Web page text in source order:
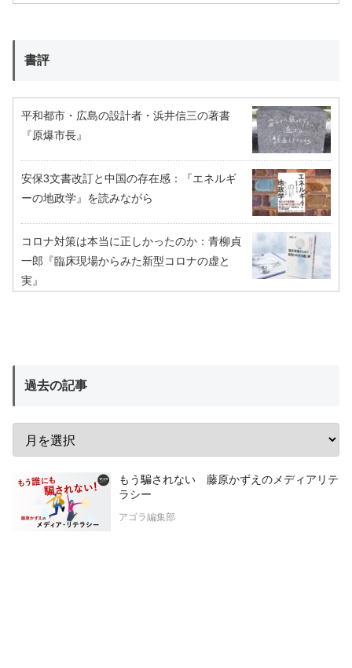
書評
平和都市・広島の設計者・浜井信三の著書
『原爆市長』
安保3文書改訂と中国の存在感：『エネルギ
ーの地政学』を読みながら
コロナ対策は本当に正しかったのか：青柳貞
一郎『臨床現場からみた新型コロナの虚と
実』
過去の記事
もう騙されない 藤原かずえのメディアリテ
ラシー
アゴラ編集部